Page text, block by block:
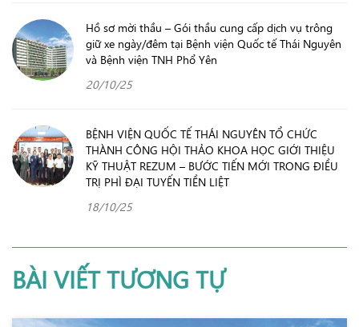
Hồ sơ mời thầu – Gói thầu cung cấp dịch vụ trông
giữ xe ngày/đêm tại Bệnh viện Quốc tế Thái Nguyên
và Bệnh viện TNH Phổ Yên
20/10/25
BỆNH VIỆN QUỐC TẾ THÁI NGUYÊN TỔ CHỨC
THÀNH CÔNG HỘI THẢO KHOA HỌC GIỚI THIỆU
KỸ THUẬT REZUM – BƯỚC TIẾN MỚI TRONG ĐIỀU
TRỊ PHÌ ĐẠI TUYẾN TIỀN LIỆT
18/10/25
BÀI VIẾT TƯƠNG TỰ